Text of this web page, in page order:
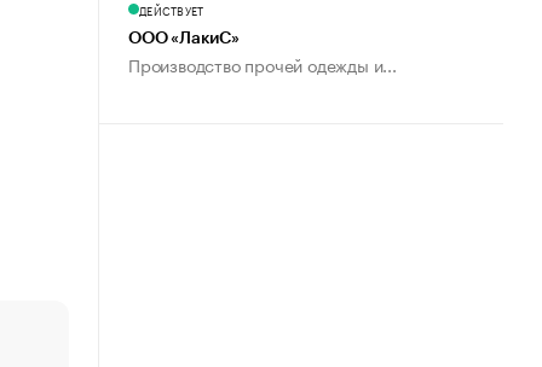
ДЕЙСТВУЕТ
ООО «ЛакиС»
Производство прочей одежды и...